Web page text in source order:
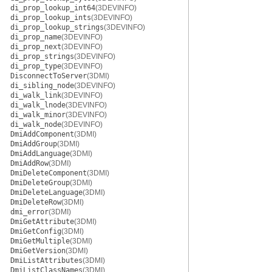
di_prop_lookup_int64(3DEVINFO)
di_prop_lookup_ints(3DEVINFO)
di_prop_lookup_strings(3DEVINFO)
di_prop_name(3DEVINFO)
di_prop_next(3DEVINFO)
di_prop_strings(3DEVINFO)
di_prop_type(3DEVINFO)
DisconnectToServer(3DMI)
di_sibling_node(3DEVINFO)
di_walk_link(3DEVINFO)
di_walk_lnode(3DEVINFO)
di_walk_minor(3DEVINFO)
di_walk_node(3DEVINFO)
DmiAddComponent(3DMI)
DmiAddGroup(3DMI)
DmiAddLanguage(3DMI)
DmiAddRow(3DMI)
DmiDeleteComponent(3DMI)
DmiDeleteGroup(3DMI)
DmiDeleteLanguage(3DMI)
DmiDeleteRow(3DMI)
dmi_error(3DMI)
DmiGetAttribute(3DMI)
DmiGetConfig(3DMI)
DmiGetMultiple(3DMI)
DmiGetVersion(3DMI)
DmiListAttributes(3DMI)
DmiListClassNames(3DMI)